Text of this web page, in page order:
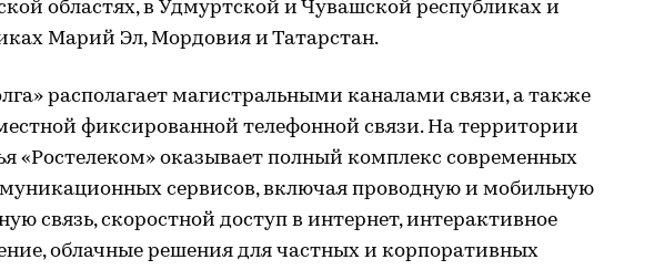
областях, в Удмуртской и Чувашской республиках и
Марий Эл, Мордовия и Татарстан.
располагает магистральными каналами связи, а также
фиксированной телефонной связи. На территории
«Ростелеком» оказывает полный комплекс современных
сервисов, включая проводную и мобильную
связь, скоростной доступ в интернет, интерактивное
облачные решения для частных и корпоративных